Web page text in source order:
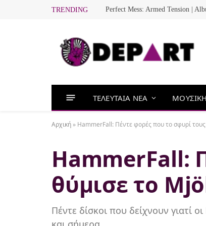
TRENDING Perfect Mess: Armed Tension |
ΤΕΛΕΥΤΑΙΑ ΝΕΑ ΜΟΥΣΙΚΗ
Αρχική » HammerFall: Πέντε φορές που το σφυρί
HammerFall:
θύμισε το
Πέντε δίσκοι που δείχνουν γιατί